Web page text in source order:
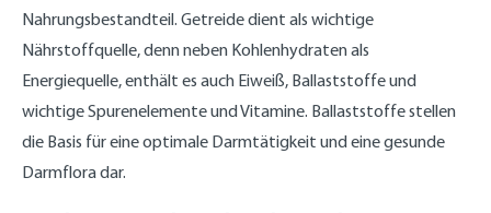
Nahrungsbestandteil. Getreide dient als wichtige
Nährstoffquelle, denn neben Kohlenhydraten als
Energiequelle, enthält es auch Eiweiß, Ballaststoffe und
wichtige Spurenelemente und Vitamine. Ballaststoffe stellen
die Basis für eine optimale Darmtätigkeit und eine gesunde
Darmflora dar.